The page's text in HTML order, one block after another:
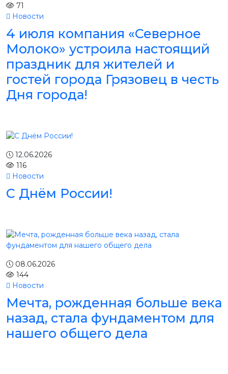
71
Новости
4 июля компания «Северное
Молоко» устроила настоящий
праздник для жителей и
гостей города Грязовец в честь
Дня города!
12.06.2026
116
Новости
С Днём России!
08.06.2026
144
Новости
Мечта, рожденная больше века
назад, стала фундаментом для
нашего общего дела